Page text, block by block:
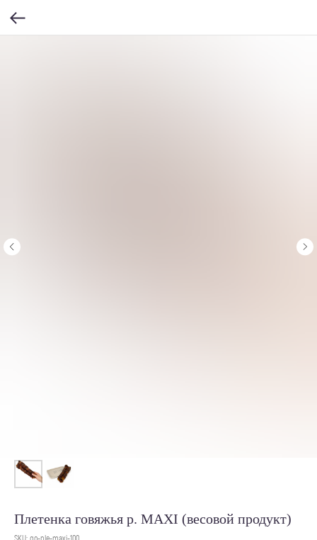
Плетенка говяжья р. MAXI (весовой продукт)
SKU: go-ple-maxi-100